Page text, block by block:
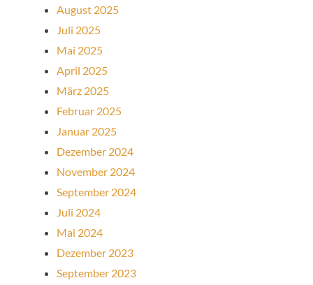
August 2025
Juli 2025
Mai 2025
April 2025
März 2025
Februar 2025
Januar 2025
Dezember 2024
November 2024
September 2024
Juli 2024
Mai 2024
Dezember 2023
September 2023